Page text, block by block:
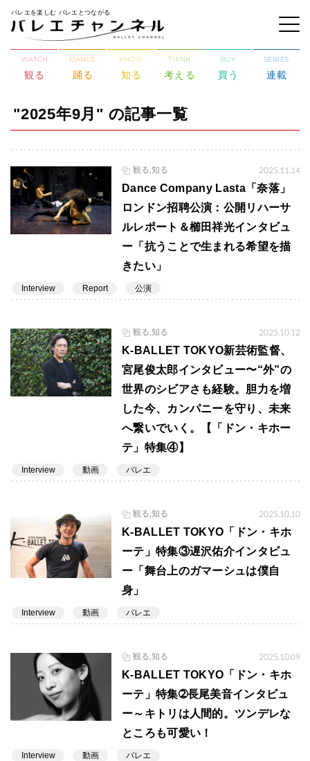
バレエを楽しむ バレエとつながる
WATCH
観る
DANCE
踊る
KNOW
知る
THINK
考える
BUY
買う
SERIES
連載
"2025年9月" の記事一覧
観る,知る 2025.11.14
Dance Company Lasta「奈落」
ロンドン招聘公演：公開リハーサ
ルレポート＆櫛田祥光インタビュ
ー「抗うことで生まれる希望を描
きたい」
Interview Report 公演
観る,知る 2025.10.12
K-BALLET TOKYO新芸術監督、
宮尾俊太郎インタビュー〜“外”の
世界のシビアさも経験。胆力を増
した今、カンパニーを守り、未来
へ繋いでいく。【「ドン・キホー
テ」特集④】
Interview 動画 バレエ
観る,知る 2025.10.10
K-BALLET TOKYO「ドン・キホ
ーテ」特集③遅沢佑介インタビュ
ー「舞台上のガマーシュは僕自
身」
Interview 動画 バレエ
観る,知る 2025.10.09
K-BALLET TOKYO「ドン・キホ
ーテ」特集➁長尾美音インタビュ
ー～キトリは人間的。ツンデレな
ところも可愛い！
Interview 動画 バレエ